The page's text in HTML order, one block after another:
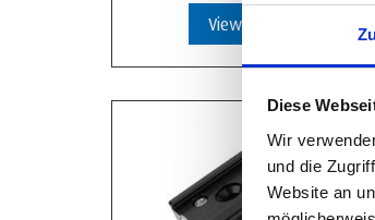
Diese
Wir
und die
Website an
View Product